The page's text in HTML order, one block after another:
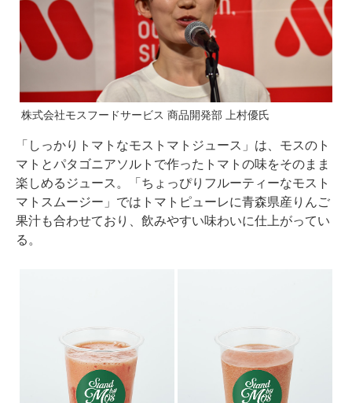
株式会社モスフードサービス 商品開発部 上村優氏
「しっかりトマトなモストマトジュース」は、モスのト
マトとパタゴニアソルトで作ったトマトの味をそのまま
楽しめるジュース。「ちょっぴりフルーティーなモスト
マトスムージー」ではトマトピューレに青森県産りんご
果汁も合わせており、飲みやすい味わいに仕上がってい
る。